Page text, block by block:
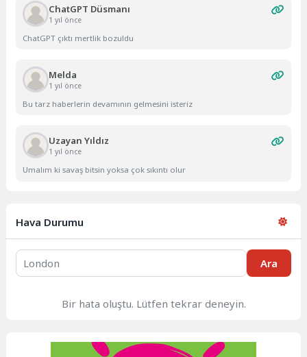
ChatGPT Düsmanı
1 yıl önce
ChatGPT çıktı mertlik bozuldu
Melda
1 yıl önce
Bu tarz haberlerin devamının gelmesini isteriz
Uzayan Yıldız
1 yıl önce
Umalım ki savaş bitsin yoksa çok sıkıntı olur
Hava Durumu
Ara
Bir hata oluştu. Lütfen tekrar deneyin.